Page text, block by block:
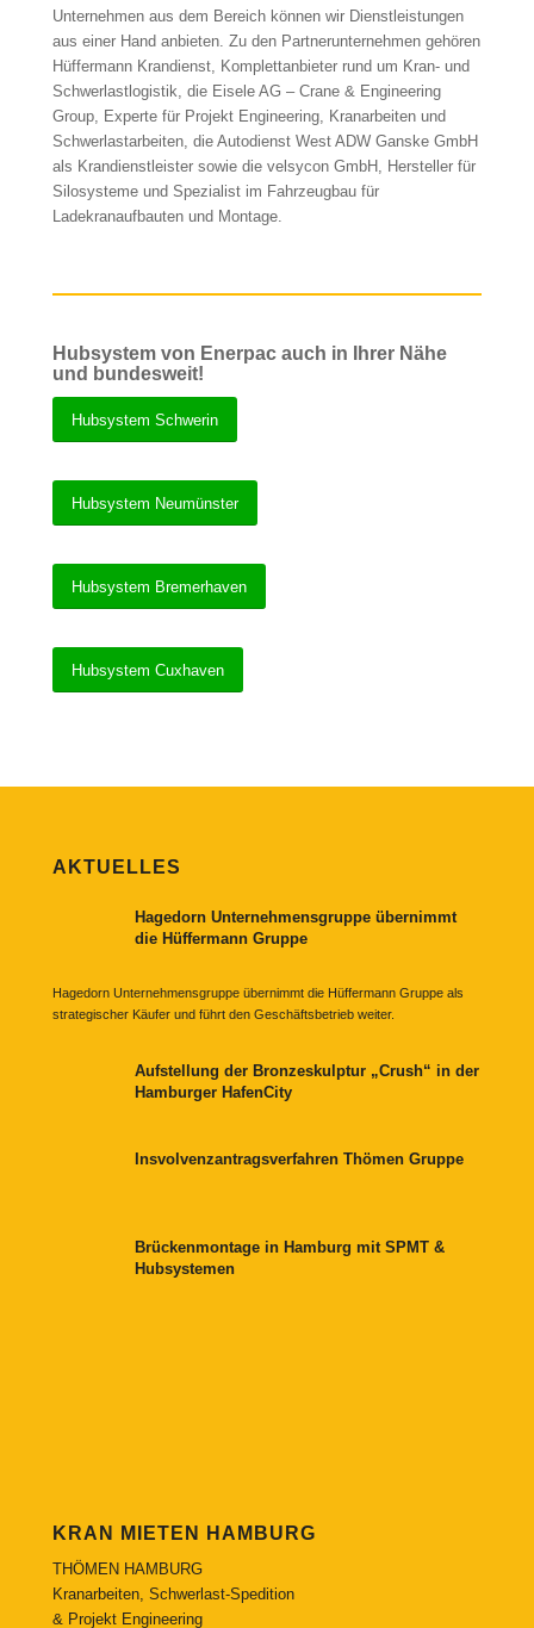
Unternehmen aus dem Bereich können wir Dienstleistungen
aus einer Hand anbieten. Zu den Partnerunternehmen gehören
Hüffermann Krandienst, Komplettanbieter rund um Kran- und
Schwerlastlogistik, die Eisele AG – Crane & Engineering
Group, Experte für Projekt Engineering, Kranarbeiten und
Schwerlastarbeiten, die Autodienst West ADW Ganske GmbH
als Krandienstleister sowie die velsycon GmbH, Hersteller für
Silosysteme und Spezialist im Fahrzeugbau für
Ladekranaufbauten und Montage.
Hubsystem von Enerpac auch in Ihrer Nähe
und bundesweit!
Hubsystem Schwerin
Hubsystem Neumünster
Hubsystem Bremerhaven
Hubsystem Cuxhaven
AKTUELLES
Hagedorn Unternehmensgruppe übernimmt
die Hüffermann Gruppe
Hagedorn Unternehmensgruppe übernimmt die Hüffermann Gruppe als
strategischer Käufer und führt den Geschäftsbetrieb weiter.
Aufstellung der Bronzeskulptur „Crush“ in der
Hamburger HafenCity
Insvolvenzantragsverfahren Thömen Gruppe
Brückenmontage in Hamburg mit SPMT &
Hubsystemen
KRAN MIETEN HAMBURG
THÖMEN HAMBURG
Kranarbeiten, Schwerlast-Spedition
& Projekt Engineering